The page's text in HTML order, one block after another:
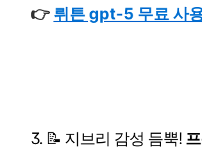
👉 뤼튼 gpt-5 무료 사
3. 📝 지브리 감성 듬뿍!